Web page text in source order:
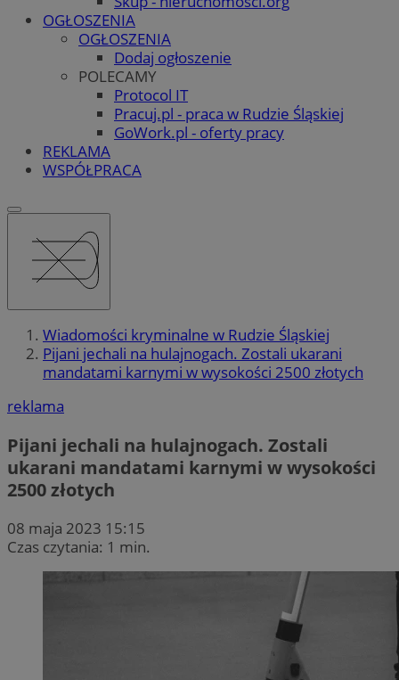
OGŁOSZENIA
OGŁOSZENIA
Dodaj ogłoszenie
POLECAMY
Protocol IT
Pracuj.pl - praca w Rudzie Śląskiej
GoWork.pl - oferty pracy
REKLAMA
WSPÓŁPRACA
Wiadomości kryminalne w Rudzie Śląskiej
Pijani jechali na hulajnogach. Zostali ukarani
mandatami karnymi w wysokości 2500 złotych
reklama
Pijani jechali na hulajnogach. Zostali
ukarani mandatami karnymi w wysokości
2500 złotych
08 maja 2023 15:15
Czas czytania: 1 min.